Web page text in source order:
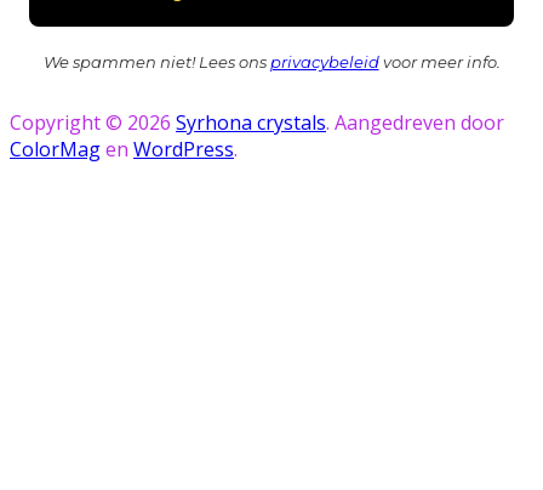
We spammen niet! Lees ons privacybeleidvoor meer info.
Copyright © 2026 Syrhona crystals. Aangedreven door
ColorMagen WordPress.